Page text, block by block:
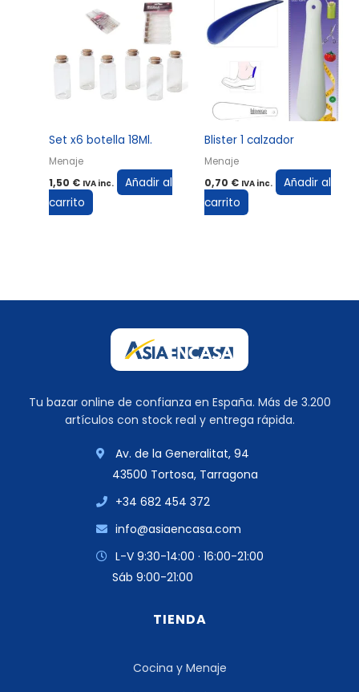
Set x6 botella 18Ml.
Menaje
1,50 € IVA inc.
Añadir al
carrito
Blister 1 calzador
Menaje
0,70 € IVA inc.
Añadir al
carrito
Tu bazar online de confianza en España. Más de 3.200
artículos con stock real y entrega rápida.
Av. de la Generalitat, 94
43500 Tortosa, Tarragona
+34 682 454 372
info@asiaencasa.com
L-V 9:30-14:00 · 16:00-21:00
Sáb 9:00-21:00
TIENDA
Cocina y Menaje